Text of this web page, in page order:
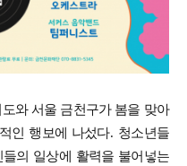
도와 서울 금천구가 봄을 맞아
인 행보에 나섰다. 청소년들
의 일상에 활력을 불어넣는